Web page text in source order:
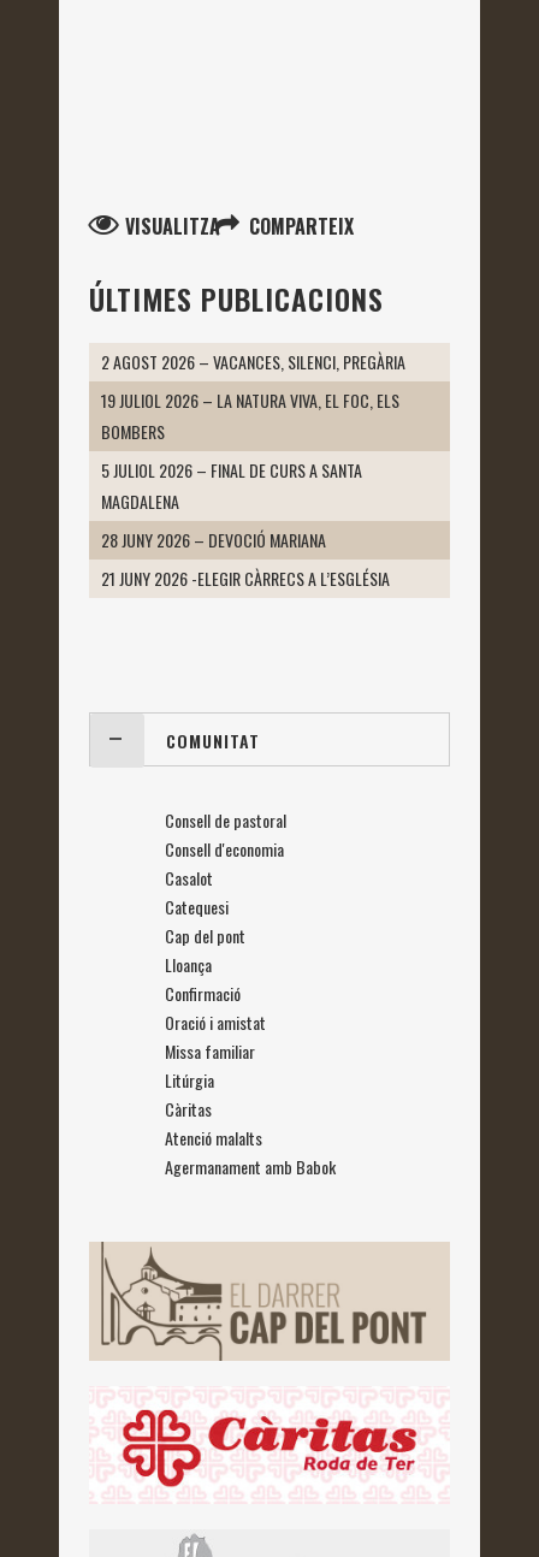
VISUALITZA COMPARTEIX
ÚLTIMES PUBLICACIONS
2 AGOST 2026 – VACANCES, SILENCI, PREGÀRIA
19 JULIOL 2026 – LA NATURA VIVA, EL FOC, ELS
BOMBERS
5 JULIOL 2026 – FINAL DE CURS A SANTA
MAGDALENA
28 JUNY 2026 – DEVOCIÓ MARIANA
21 JUNY 2026 -ELEGIR CÀRRECS A L’ESGLÉSIA
COMUNITAT
Consell de pastoral
Consell d'economia
Casalot
Catequesi
Cap del pont
Lloança
Confirmació
Oració i amistat
Missa familiar
Litúrgia
Càritas
Atenció malalts
Agermanament amb Babok